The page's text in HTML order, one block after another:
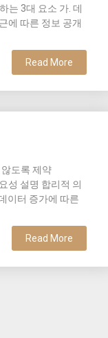
는 3대 요소 가. 데
에 따른 정보 공개
Read More
도록 제약
성 설명 합리적 의
이터 증가에 따른
Read More